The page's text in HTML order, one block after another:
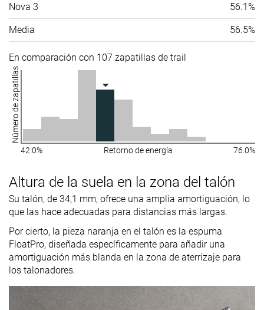
Nova 3 56.1%
Media 56.5%
En comparación con 107 zapatillas de trail
Número de zapatillas
42.0% Retorno de energía 76.0%
Altura de la suela en la zona del talón
Su talón, de 34,1 mm, ofrece una amplia amortiguación, lo
que las hace adecuadas para distancias más largas.
Por cierto, la pieza naranja en el talón es la espuma
FloatPro, diseñada específicamente para añadir una
amortiguación más blanda en la zona de aterrizaje para
los talonadores.